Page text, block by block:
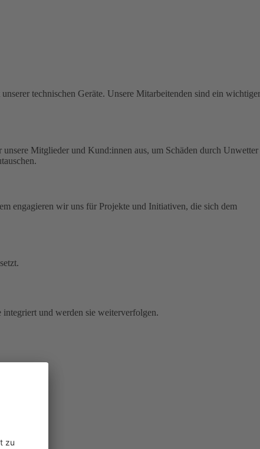
technischen Geräte. Unsere Mitarbeitenden sind ein wichtiger
Mitglieder und Kund:innen aus, um Schäden durch Unwetter
engagieren wir uns für Projekte und Initiativen, die sich dem
und werden sie weiterverfolgen.